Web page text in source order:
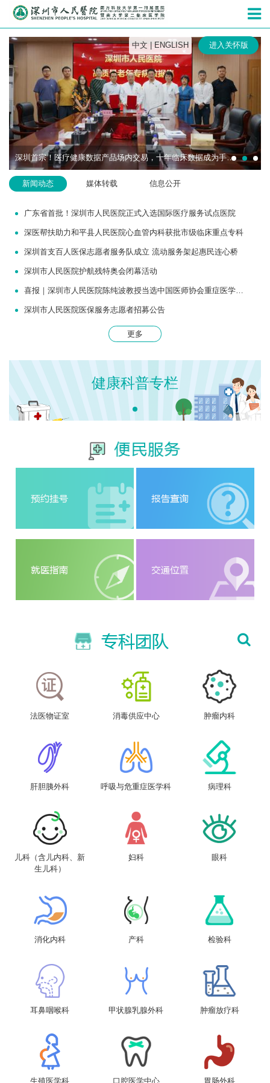
深圳市人民
中文 ENGLISH 进入关怀版
深圳首宗！医疗健康数据产品场内交易，十年临床数据成为手术机器人研发“燃料”
新闻动态 媒体转载 信息公开
广东省首批！深圳市人民医院正式入选国际医疗服务试点医院
深医帮扶助力和平县人民医院心血管内科获批市级临床重点专科
深圳首支百人医保志愿者服务队成立 流动服务架起惠民连心桥
深圳市人民医院护航残特奥会闭幕活动
喜报｜深圳市人民医院陈纯波教授当选中国医师协会重症医学医师分会常务委员
深圳市人民医院医保服务志愿者招募公告
更多
健康科普专栏
法医物证室 消毒供应中心 肿瘤内科
肝胆胰外科 呼吸与危重症医学科 病理科
儿科（含儿内科、新
生儿科）
妇科 眼科
消化内科 产科 检验科
耳鼻咽喉科 甲状腺乳腺外科 肿瘤放疗科
生殖医学科 口腔医学中心 胃肠外科